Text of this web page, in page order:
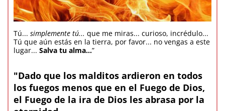
Tú... simplemente tú... que me miras... curioso, incrédulo...
Tú que aún estás en la tierra, por favor... no vengas a este
lugar... Salva tu alma...”
"Dado que los malditos ardieron en todos
los fuegos menos que en el Fuego de Dios,
el Fuego de la ira de Dios les abrasa por la